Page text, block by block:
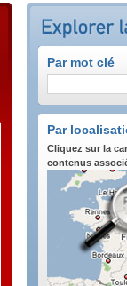
Par mot clé
Par
Cliquez sur la
contenus